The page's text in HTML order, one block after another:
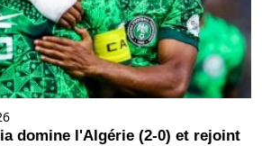
domine l'Algérie (2-0) et rejoint